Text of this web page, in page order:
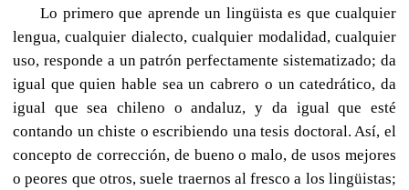
Lo primero que aprende un lingüista es que cualquier
lengua, cualquier dialecto, cualquier modalidad, cualquier
uso, responde a un patrón perfectamente sistematizado; da
igual que quien hable sea un cabrero o un catedrático, da
igual que sea chileno o andaluz, y da igual que esté
contando un chiste o escribiendo una tesis doctoral. Así, el
concepto de corrección, de bueno o malo, de usos mejores
o peores que otros, suele traernos al fresco a los lingüistas;